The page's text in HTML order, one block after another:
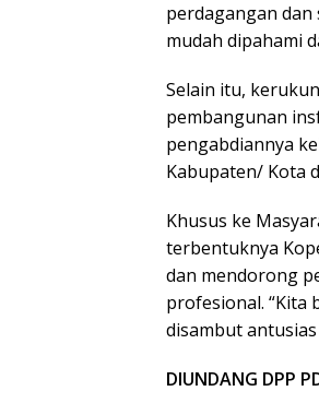
perdagangan
mudah dipahami
Selain itu,
pembangunan
pengabdiannya
Kabupaten/ Kota
Khusus ke
terbentuknya
dan mendorong
profesional. “Kita
disambut
DIUNDANG DPP